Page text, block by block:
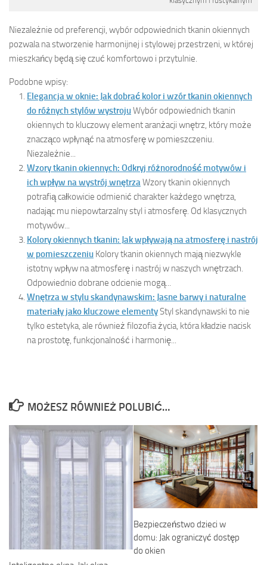
Niezależnie od preferencji, wybór odpowiednich tkanin okiennych
pozwala na stworzenie harmonijnej i stylowej przestrzeni, w której
mieszkańcy będą się czuć komfortowo i przytulnie.
Podobne wpisy:
Elegancja w oknie: Jak dobrać kolor i wzór tkanin okiennych
do różnych stylów wystrojuWybór odpowiednich tkanin
okiennych to kluczowy element aranżacji wnętrz, który może
znacząco wpłynąć na atmosferę w pomieszczeniu.
Niezależnie...
Wzory tkanin okiennych: Odkryj różnorodność motywów i
ich wpływ na wystrój wnętrzaWzory tkanin okiennych
potrafią całkowicie odmienić charakter każdego wnętrza,
nadając mu niepowtarzalny styl i atmosferę. Od klasycznych
motywów...
Kolory okiennych tkanin: Jak wpływają na atmosferę i nastrój
w pomieszczeniu Kolory tkanin okiennych mają niezwykle
istotny wpływ na atmosferę i nastrój w naszych wnętrzach.
Odpowiednio dobrane odcienie mogą...
Wnętrza w stylu skandynawskim: Jasne barwy i naturalne
materiały jako kluczowe elementyStyl skandynawski to nie
tylko estetyka, ale również filozofia życia, która kładzie nacisk
na prostotę, funkcjonalność i harmonię...
MOŻESZ RÓWNIEŻ POLUBIĆ…
Bezpieczeństwo dzieci w
domu: Jak ograniczyć dostęp
do okien